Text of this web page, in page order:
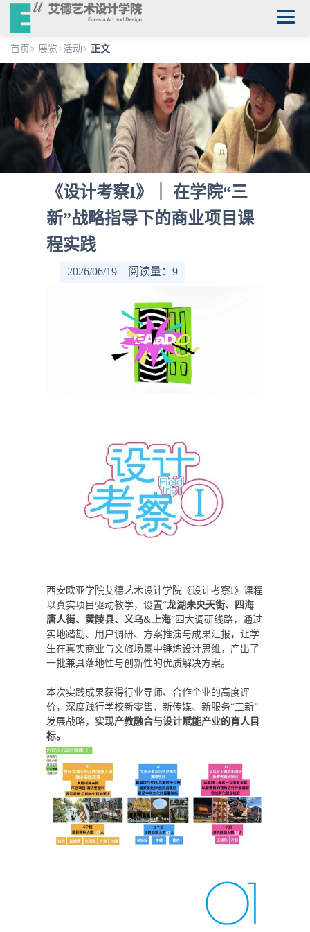
首页> 展览+活动> 正文
《设计考察I》｜ 在学院“三
新”战略指导下的商业项目课
程实践
2026/06/19 阅读量：9
西安欧亚学院艾德艺术设计学院《设计考察I》课程
以真实项目驱动教学，设置“龙湖未央天街、四海
唐人街、黄陵县、义乌&上海”四大调研线路，通过
实地踏勘、用户调研、方案推演与成果汇报，让学
生在真实商业与文旅场景中锤炼设计思维，产出了
一批兼具落地性与创新性的优质解决方案。
本次实践成果获得行业导师、合作企业的高度评
价，深度践行学校新零售、新传媒、新服务“三新”
发展战略， 实现产教融合与设计赋能产业的育人目
标。